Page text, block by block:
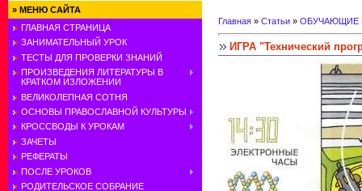
» МЕНЮ САЙТА
ГЛАВНАЯ СТРАНИЦА
ЗАНИМАТЕЛЬНЫЙ УРОК
ТЕСТЫ ДЛЯ ПРОВЕРКИ ЗНАНИЙ
ПРОИЗВЕДЕНИЯ ЛИТЕРАТУРЫ В
КРАТКОМ ИЗЛОЖЕНИИ
ВЕЛИКОЛЕПНАЯ СОТНЯ
ОСНОВЫ ПРАВОСЛАВНОЙ КУЛЬТУРЫ
КРОССВОДЫ К УРОКАМ
ЗАЧЕТЫ
РЕФЕРАТЫ
ПОСЛЕ УРОКОВ
РОДИТЕЛЬСКОЕ СОБРАНИЕ
Главная » Статьи » ОБУЧАЮЩИЕ
ИГРА "Технический